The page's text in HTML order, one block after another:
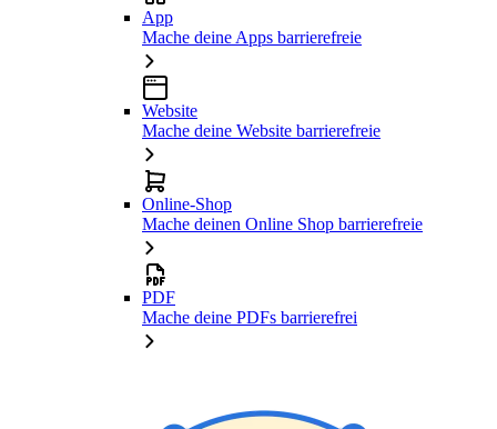
App
Mache deine Apps barrierefreie
Website
Mache deine Website barrierefreie
Online-Shop
Mache deinen Online Shop barrierefreie
PDF
Mache deine PDFs barrierefrei